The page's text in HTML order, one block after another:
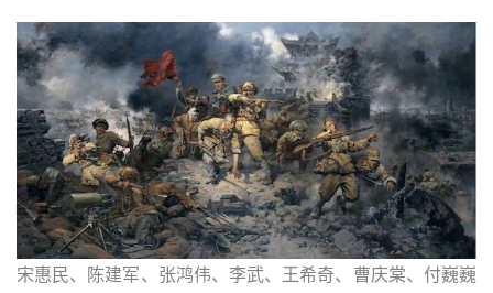
宋惠民、陈建军、张鸿伟、李武、王希奇、曹庆棠、付巍巍